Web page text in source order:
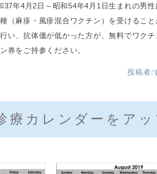
37年4 月 2日～昭和54年4 月 1 日生まれの男
（麻疹・風疹混合ワクチン）を受けるこ
い、抗体価が低かった方が、無料でワク
券をご持参ください。
投稿者:
療カレンダーをアッ